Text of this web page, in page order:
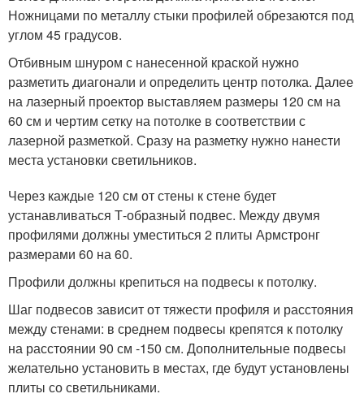
Ножницами по металлу стыки профилей обрезаются под
углом 45 градусов.
Отбивным шнуром с нанесенной краской нужно
разметить диагонали и определить центр потолка. Далее
на лазерный проектор выставляем размеры 120 см на
60 см и чертим сетку на потолке в соответствии с
лазерной разметкой. Сразу на разметку нужно нанести
места установки светильников.
Через каждые 120 см от стены к стене будет
устанавливаться Т-образный подвес. Между двумя
профилями должны уместиться 2 плиты Армстронг
размерами 60 на 60.
Профили должны крепиться на подвесы к потолку.
Шаг подвесов зависит от тяжести профиля и расстояния
между стенами: в среднем подвесы крепятся к потолку
на расстоянии 90 см -150 см. Дополнительные подвесы
желательно установить в местах, где будут установлены
плиты со светильниками.